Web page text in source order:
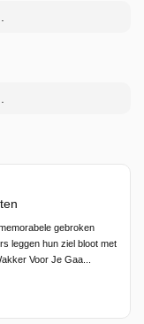
gebroken
leggen hun ziel bloot met
Voor Je Gaa...